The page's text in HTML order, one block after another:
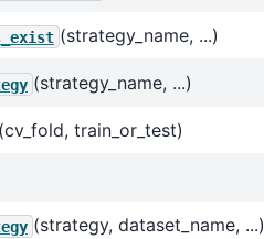
(strategy_name, ...)
(strategy_name, ...)
(cv_fold, train_or_test)
(strategy, dataset_name, ...)